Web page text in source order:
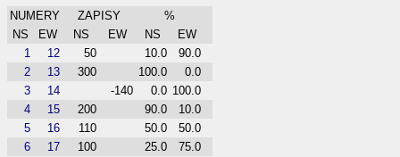
NUMERY ZAPISY
%
NS
EW NS EW NS
EW
1
12 50 10.0
90.0
2
13 300 100.0
0.0
3
14 -140 0.0 100.0
4
15 200 90.0
10.0
5
16 110 50.0
50.0
6
17 100 25.0
75.0